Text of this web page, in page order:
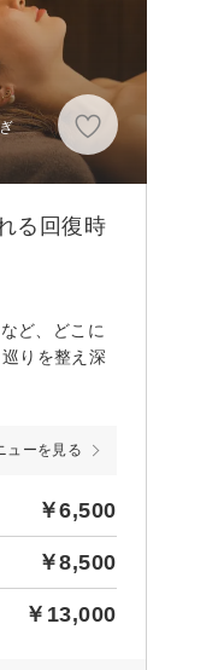
る回復時
ど、どこに
りを整え深
ューを見る
￥6,500
￥8,500
￥13,000